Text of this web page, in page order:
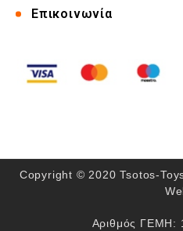
Επικοινωνία
Copyright © 2020 Tsotos-
Αριθμός ΓΕΜΗ: